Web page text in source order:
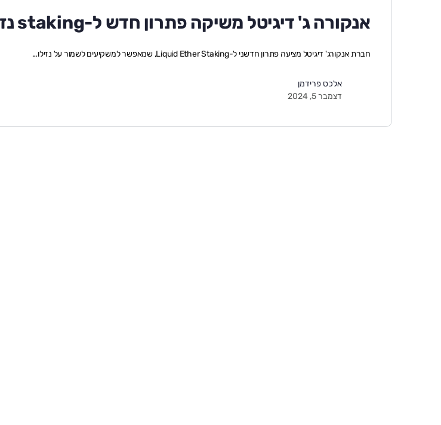
אנקורה ג' דיגיטל משיקה פתרון חדש ל-staking נזיל של איתריום
חברת אנקורג' דיגיטל מציעה פתרון חדשני ל-Liquid Ether Staking, שמאפשר למשקיעים לשמור על נזילו…
אלכס פרידמן
דצמבר 5, 2024